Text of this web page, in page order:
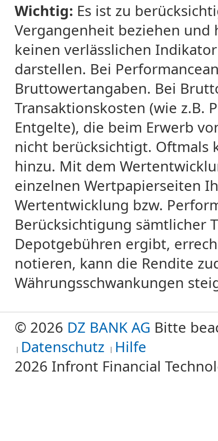
Wichtig: Es ist zu
Vergangenheit beziehen
keinen verlässlichen
darstellen. Bei
Bruttowertangaben. Bei
Transaktionskosten (wie z.B.
Entgelte), die beim Erwerb
nicht berücksichtigt. Oftmals
hinzu. Mit dem
einzelnen Wertpapierseiten
Wertentwicklung bzw.
Berücksichtigung sämtlicher
Depotgebühren ergibt,
notieren, kann die Rendite
Währungsschwankungen
© 2026 DZ BANK AG Bitte
Datenschutz Hilfe
2026 Infront Financial